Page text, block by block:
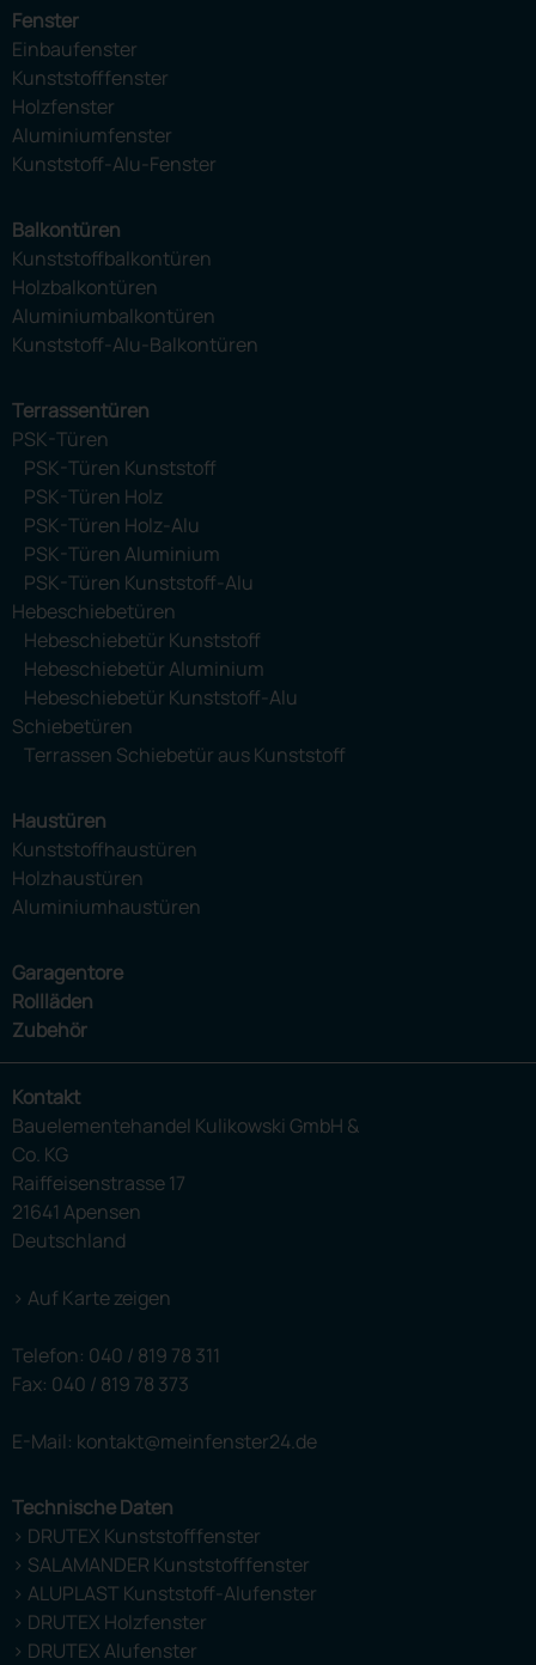
Fenster
Einbaufenster
Kunststofffenster
Holzfenster
Aluminiumfenster
Kunststoff-Alu-Fenster
Balkontüren
Kunststoffbalkontüren
Holzbalkontüren
Aluminiumbalkontüren
Kunststoff-Alu-Balkontüren
Terrassentüren
PSK-Türen
PSK-Türen Kunststoff
PSK-Türen Holz
PSK-Türen Holz-Alu
PSK-Türen Aluminium
PSK-Türen Kunststoff-Alu
Hebeschiebetüren
Hebeschiebetür Kunststoff
Hebeschiebetür Aluminium
Hebeschiebetür Kunststoff-Alu
Schiebetüren
Terrassen Schiebetür aus Kunststoff
Haustüren
Kunststoffhaustüren
Holzhaustüren
Aluminiumhaustüren
Garagentore
Rollläden
Zubehör
Kontakt
Bauelementehandel Kulikowski GmbH &
Co. KG
Raiffeisenstrasse 17
21641 Apensen
Deutschland
> Auf Karte zeigen
Telefon: 040 / 819 78 311
Fax: 040 / 819 78 373
E-Mail: kontakt@meinfenster24.de
Technische Daten
> DRUTEX Kunststofffenster
> SALAMANDER Kunststofffenster
> ALUPLAST Kunststoff-Alufenster
> DRUTEX Holzfenster
> DRUTEX Alufenster